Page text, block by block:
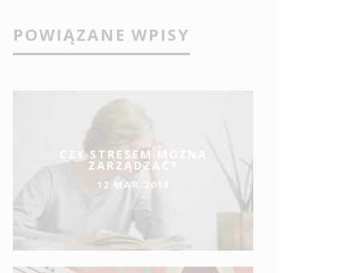
POWIĄZANE WPISY
CZY STRESEM MOŻNA
ZARZĄDZAĆ?
12 MAR 2018